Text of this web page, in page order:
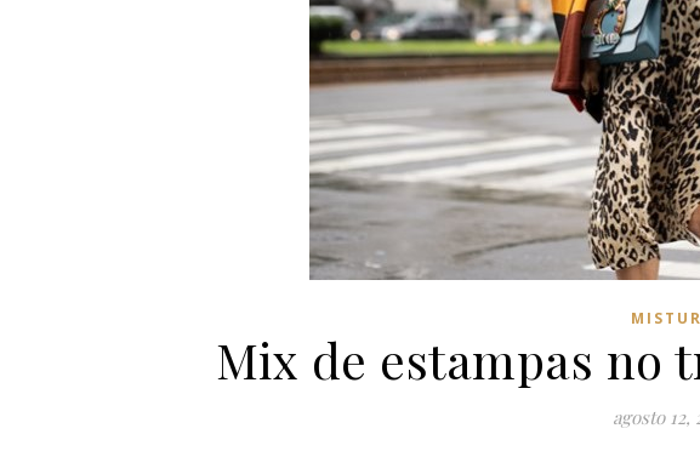
Mix de estampas no
agosto 12,